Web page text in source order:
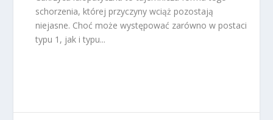
schorzenia, której przyczyny wciąż pozostają
niejasne. Choć może występować zarówno w postaci
typu 1, jak i typu...